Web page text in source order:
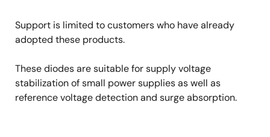
Support is limited to customers who have already
adopted these products.
These diodes are suitable for supply voltage
stabilization of small power supplies as well as
reference voltage detection and surge absorption.